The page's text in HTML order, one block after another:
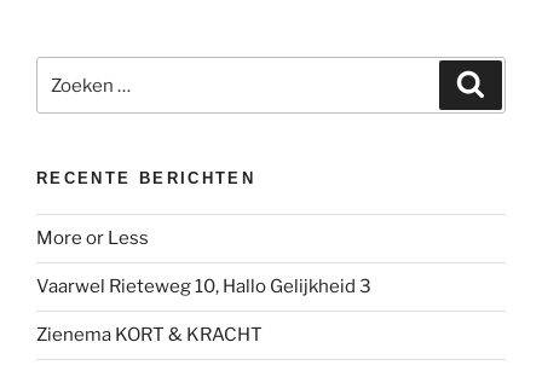
naar:
RECENTE BERICHTEN
More or Less
Vaarwel Rieteweg 10, Hallo Gelijkheid 3
Zienema KORT & KRACHT